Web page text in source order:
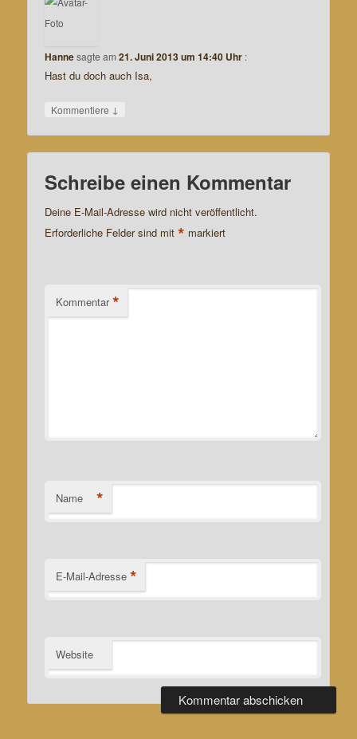
Hannesagte am21. Juni 2013 um 14:40 Uhr :
Hast du doch auch Isa,
Kommentiere ↓
Schreibe einen Kommentar
Deine E-Mail-Adresse wird nicht veröffentlicht.
Erforderliche Felder sind mit* markiert
Kommentar *
Name *
E-Mail-Adresse *
Website